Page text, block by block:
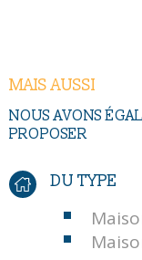
MAIS AUSSI
NOUS AVONS
PROPOSER
DU TYPE